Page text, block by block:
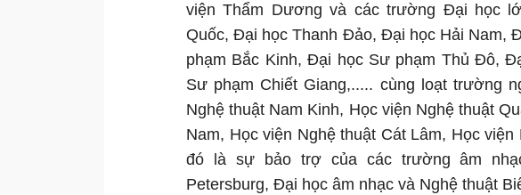
viện Thẩm Dương và các trường Đại học
Quốc, Đại học Thanh Đảo, Đại học Hải Nam,
phạm Bắc Kinh, Đại học Sư phạm Thủ Đô,
Sư phạm Chiết Giang,..... cùng loạt trường
Nghệ thuật Nam Kinh, Học viện Nghệ thuật
Nam, Học viện Nghệ thuật Cát Lâm, Học
đó là sự bảo trợ của các trường âm
Petersburg, Đại học âm nhạc và Nghệ thuật